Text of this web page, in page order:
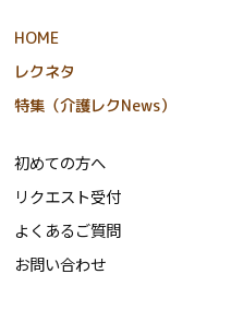
HOME
レクネタ
特集（介護レクNews）
初めての方へ
リクエスト受付
よくあるご質問
お問い合わせ